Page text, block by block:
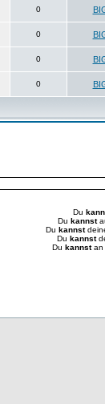
0
0
0
0
Du
Du kannst
Du kannst
Du kannst
Du kannstan